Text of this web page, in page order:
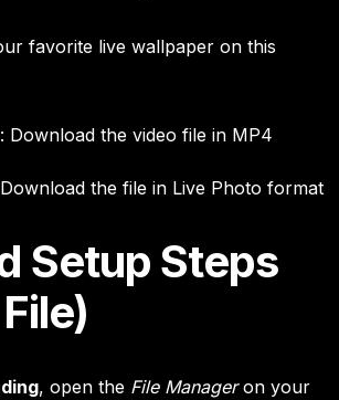
favorite live wallpaper on this
: Download the video file in MP4
the file in Live Photo format
Setup Steps
, open the File Manageron your